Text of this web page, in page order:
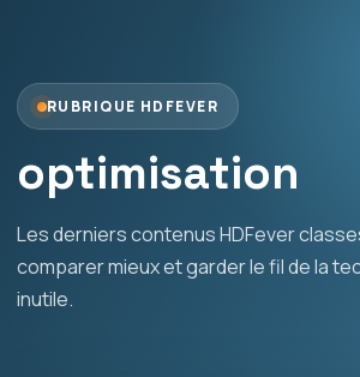
RUBRIQUE HDFEVER
optimisation
Les derniers contenus HDFever
comparer mieux et garder le fil de la
inutile.